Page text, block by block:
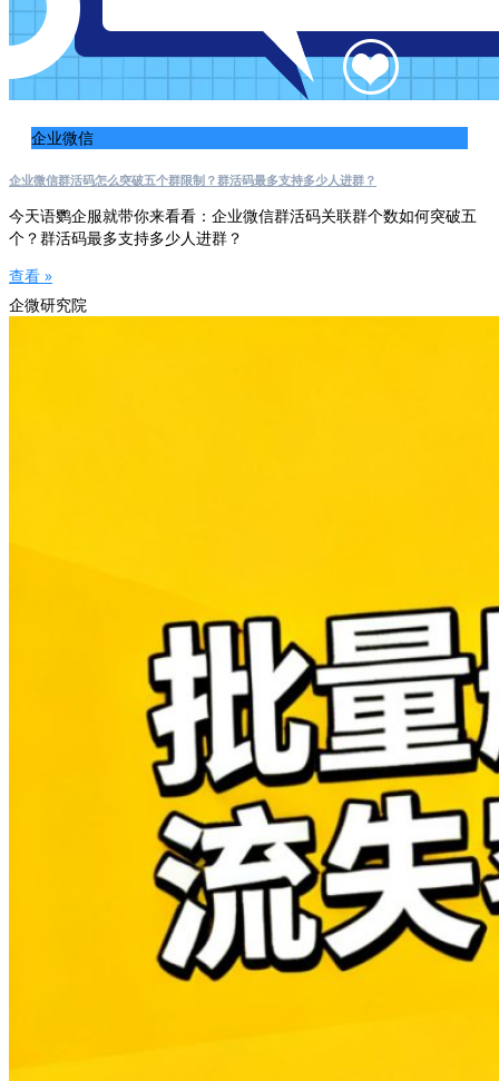
企业微信
企业微信群活码怎么突破五个群限制？群活码最多支持多少人进群？
今天语鹦企服就带你来看看：企业微信群活码关联群个数如何突破五
个？群活码最多支持多少人进群？
查看 »
企微研究院